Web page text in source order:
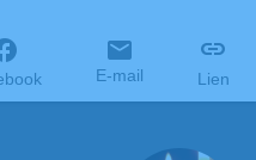
E-mail Lien